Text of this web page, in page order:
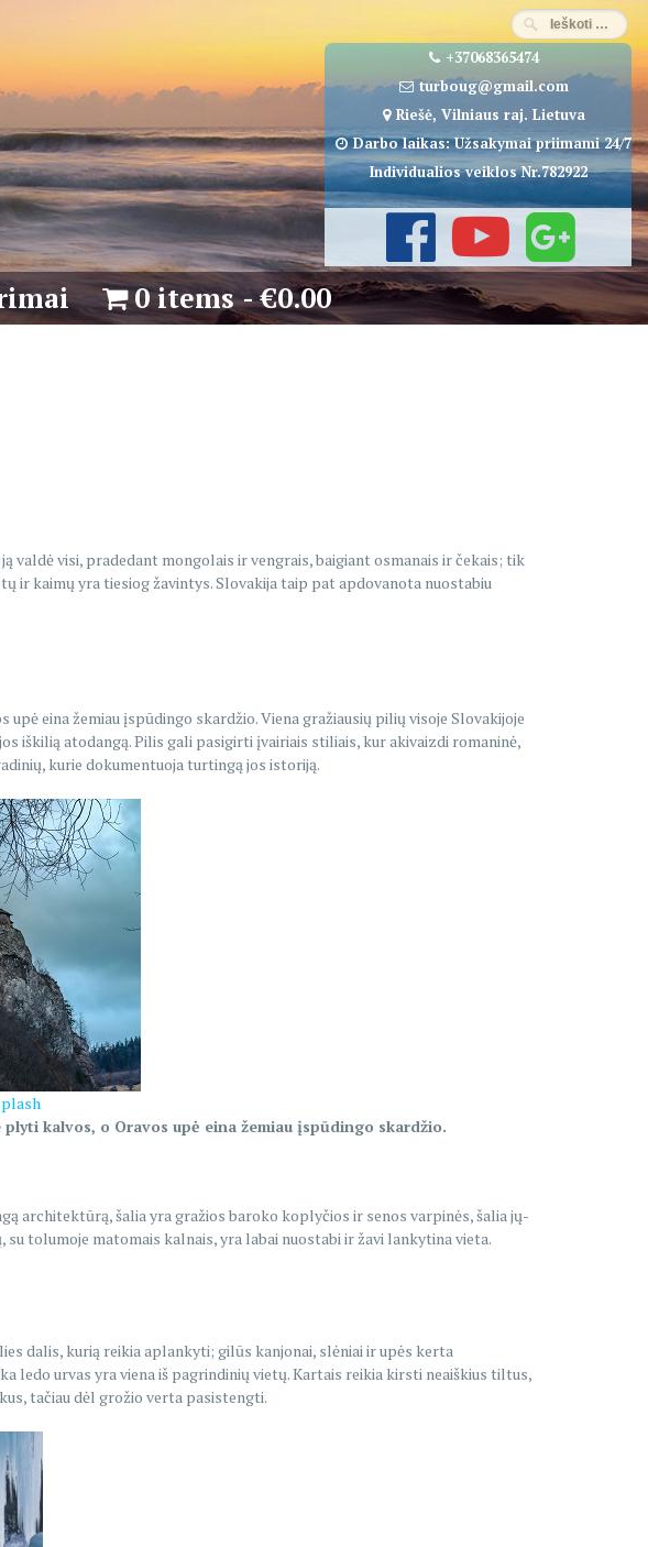
+37068365474
turboug@gmail.com
Riešė, Vilniaus raj. Lietuva
Darbo laikas: Užsakymai priimami 24/7
Individualios veiklos Nr.782922
0 items €0.00
visi, pradedant mongolais ir vengrais, baigiant osmanais ir čekais; tik
ir kaimų yra tiesiog žavintys. Slovakija taip pat apdovanota nuostabiu
eina žemiau įspūdingo skardžio. Viena gražiausių pilių visoje Slovakijoje
iškilią atodangą. Pilis gali pasigirti įvairiais stiliais, kur akivaizdi romaninė,
kurie dokumentuoja turtingą jos istoriją.
kalvos, o Oravos upė eina žemiau įspūdingo skardžio.
architektūrą, šalia yra gražios baroko koplyčios ir senos varpinės, šalia jų-
tolumoje matomais kalnais, yra labai nuostabi ir žavi lankytina vieta.
dalis, kurią reikia aplankyti; gilūs kanjonai, slėniai ir upės kerta
urvas yra viena iš pagrindinių vietų. Kartais reikia kirsti neaiškius tiltus,
tačiau dėl grožio verta pasistengti.